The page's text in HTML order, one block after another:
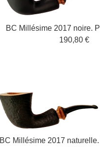
BC Millésime 2017 noire. P
190,80 €
BC Millésime 2017 naturelle.